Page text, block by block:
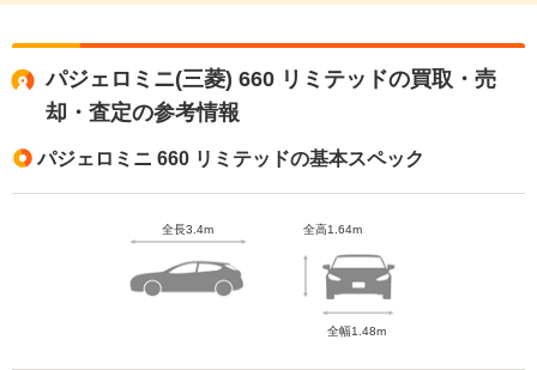
パジェロミニ(三菱) 660 リミテッドの買取・売
却・査定の参考情報
パジェロミニ 660 リミテッドの基本スペック
全長3.4m 全高1.64m
全幅1.48m